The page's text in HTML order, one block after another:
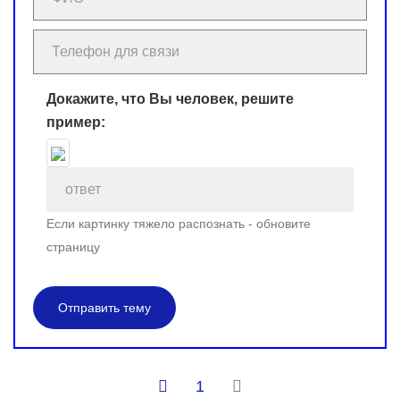
Докажите, что Вы человек, решите
пример:
Если картинку тяжело распознать - обновите
страницу
Отправить тему
1